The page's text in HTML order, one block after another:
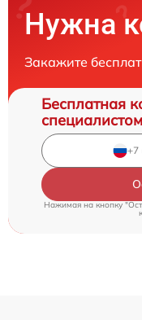
Нужна
Закажите
Бесплатная
специалистом
Нажимая на кнопку